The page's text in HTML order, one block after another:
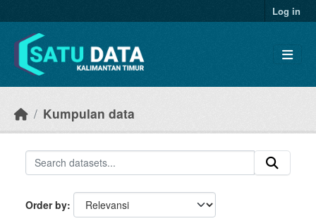
Log in
Kumpulan data
Order by